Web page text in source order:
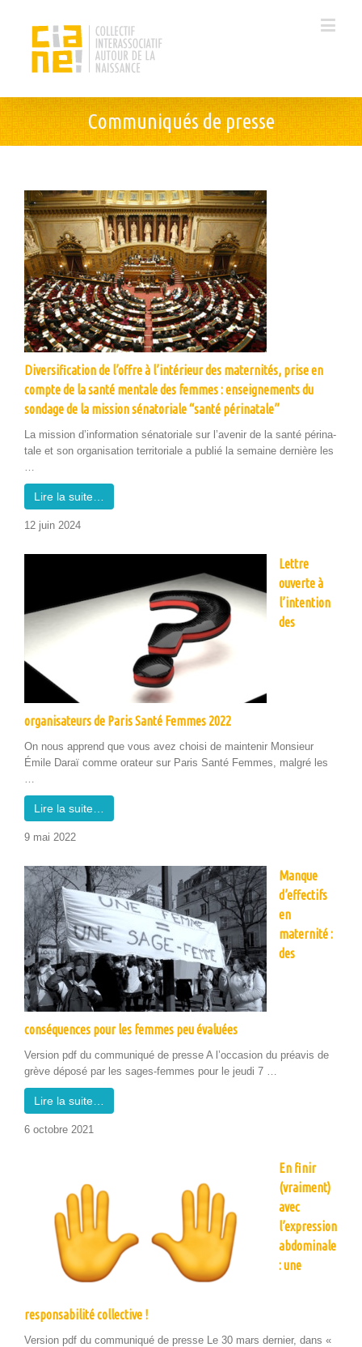
Communiqués de presse
Diversification de l’offre à l’intérieur des maternités, prise en
compte de la santé mentale des femmes : enseignements du
sondage de la mission sénatoriale “santé périnatale”
La mis­sion d’information séna­to­ri­ale sur l’avenir de la san­té péri­na­
tale et son organ­i­sa­tion ter­ri­to­ri­ale a pub­lié la semaine dernière les
…
Lire la suite…
12 juin 2024
Lettre
ouverte à
l’intention
des
organisateurs de Paris Santé Femmes 2022
On nous apprend que vous avez choisi de main­tenir Mon­sieur
Émile Daraï comme ora­teur sur Paris San­té Femmes, mal­gré les
…
Lire la suite…
9 mai 2022
Manque
d’effectifs
en
maternité :
des
conséquences pour les femmes peu évaluées
Ver­sion pdf du com­mu­niqué de presse A l’occasion du préavis de
grève déposé par les sages-femmes pour le jeu­di 7 …
Lire la suite…
6 octo­bre 2021
En finir
(vraiment)
avec
l’expression
abdominale
: une
responsabilité collective !
Ver­sion pdf du com­mu­niqué de presse Le 30 mars dernier, dans «